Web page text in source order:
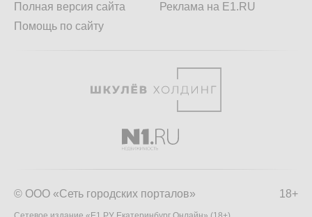
Полная версия сайта
Помощь по сайту
Реклама на E1.RU
18+
© ООО «Сеть городских порталов»